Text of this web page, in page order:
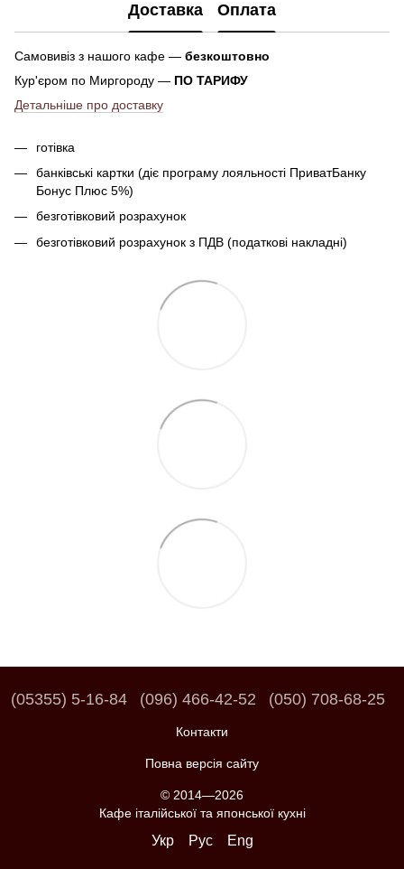
Доставка Оплата
Самовивіз з нашого кафе — безкоштовно
Кур'єром по Миргороду — ПО ТАРИФУ
Детальніше про доставку
готівка
банківські картки (діє програму лояльності ПриватБанку
Бонус Плюс 5%)
безготівковий розрахунок
безготівковий розрахунок з ПДВ (податкові накладні)
(05355) 5-16-84 (096) 466-42-52 (050) 708-68-25
Контакти
Повна версія сайту
© 2014—2026
Кафе італійської та японської кухні
Укр Рус Eng